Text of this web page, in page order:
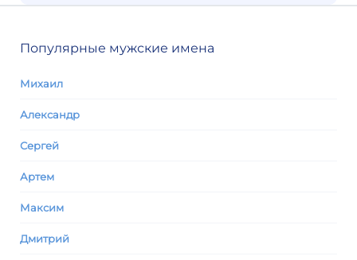
Популярные мужские имена
Михаил
Александр
Сергей
Артем
Максим
Дмитрий